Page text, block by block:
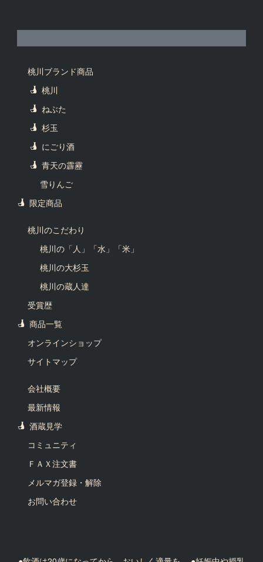
桃川ブランド商品
桃川
ねぶた
杉玉
にごり酒
青天の霹靂
雪りんご
限定商品
桃川のこだわり
桃川の「人」「水」「米」
桃川の大杉玉
桃川の蔵人達
受賞歴
商品一覧
オンラインショップ
サイトマップ
会社概要
最新情報
酒蔵見学
コミュニティ
ＦＡＸ注文書
メルマガ登録・解除
お問い合わせ